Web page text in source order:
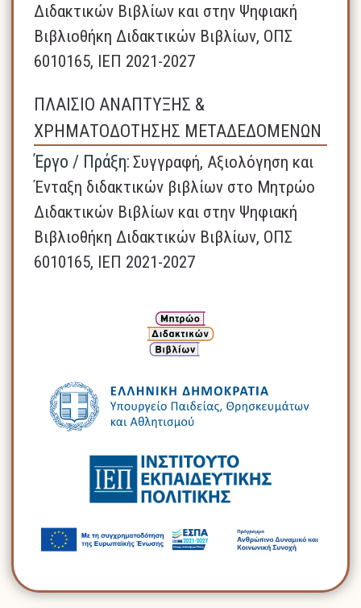
Διδακτικών Βιβλίων και στην Ψηφιακή
Βιβλιοθήκη Διδακτικών Βιβλίων, ΟΠΣ
6010165, ΙΕΠ 2021-2027
ΠΛΑΙΣΙΟ ΑΝΑΠΤΥΞΗΣ &
ΧΡΗΜΑΤΟΔΟΤΗΣΗΣ ΜΕΤΑΔΕΔΟΜΕΝΩΝ
Έργο / Πράξη: Συγγραφή, Αξιολόγηση και
Ένταξη διδακτικών βιβλίων στο Μητρώο
Διδακτικών Βιβλίων και στην Ψηφιακή
Βιβλιοθήκη Διδακτικών Βιβλίων, ΟΠΣ
6010165, ΙΕΠ 2021-2027